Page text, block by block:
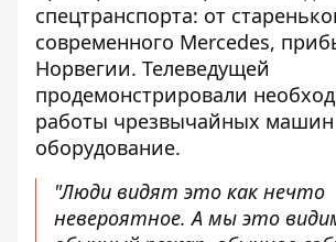
спецтранспорта: от
современного Mercedes,
Норвегии. Телеведущей
продемонстрировали
работы чрезвычайных машин
оборудование.
"Люди видят это как нечто
невероятное. А мы это